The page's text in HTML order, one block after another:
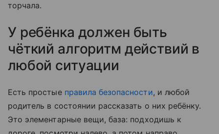
торчала.
У ребёнка должен быть
чёткий алгоритм действий в
любой ситуации
Есть простые правила безопасности, и любой
родитель в состоянии рассказать о них ребёнку.
Это элементарные вещи, база: подходишь к